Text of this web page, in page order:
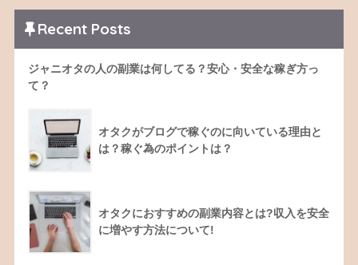
Recent Posts
ジャニオタの人の副業は何してる？安心・安全な稼ぎ方っ
て？
オタクがブログで稼ぐのに向いている理由と
は？稼ぐ為のポイントは？
オタクにおすすめの副業内容とは?収入を安全
に増やす方法について!